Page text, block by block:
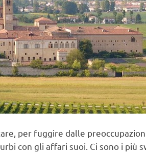
per fuggire dalle
con gli affari suoi. Ci sono i più